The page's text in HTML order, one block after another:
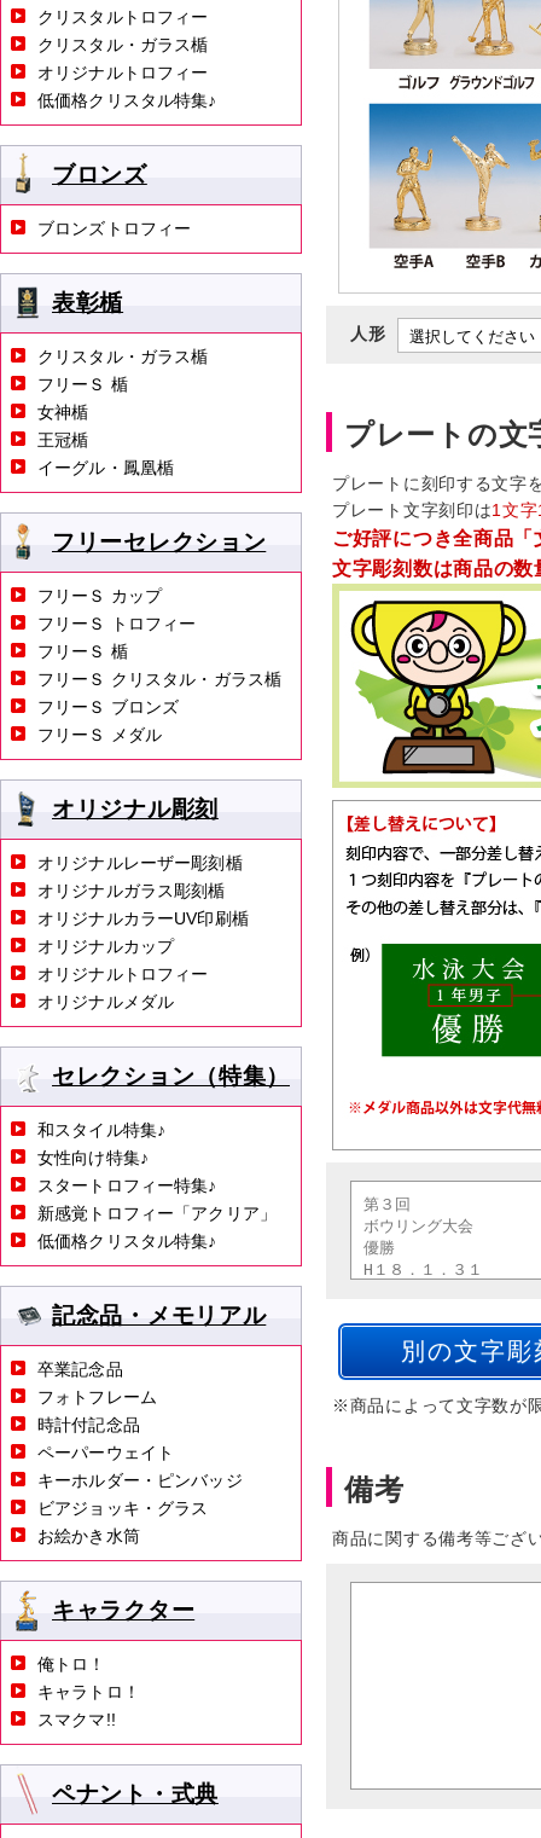
人形
プレートの文
プレートに刻印する文字
プレート文字刻印は1文
ご好評につき全商品
文字彫刻数は商品の
※商品によって文字数が
備考
商品に関する備考等ござ
クリスタルトロフィー
クリスタル・ガラス楯
オリジナルトロフィー
低価格クリスタル特集♪
ブロンズ
ブロンズトロフィー
表彰楯
クリスタル・ガラス楯
フリーＳ 楯
女神楯
王冠楯
イーグル・鳳凰楯
フリーセレクション
フリーＳ カップ
フリーＳ トロフィー
フリーＳ 楯
フリーＳ クリスタル・ガラス楯
フリーＳ ブロンズ
フリーＳ メダル
オリジナル彫刻
オリジナルレーザー彫刻楯
オリジナルガラス彫刻楯
オリジナルカラーUV印刷楯
オリジナルカップ
オリジナルトロフィー
オリジナルメダル
セレクション（特集）
和スタイル特集♪
女性向け特集♪
スタートロフィー特集♪
新感覚トロフィー「アクリア」
低価格クリスタル特集♪
記念品・メモリアル
卒業記念品
フォトフレーム
時計付記念品
ペーパーウェイト
キーホルダー・ピンバッジ
ビアジョッキ・グラス
お絵かき水筒
キャラクター
俺トロ！
キャラトロ！
スマクマ!!
ペナント・式典